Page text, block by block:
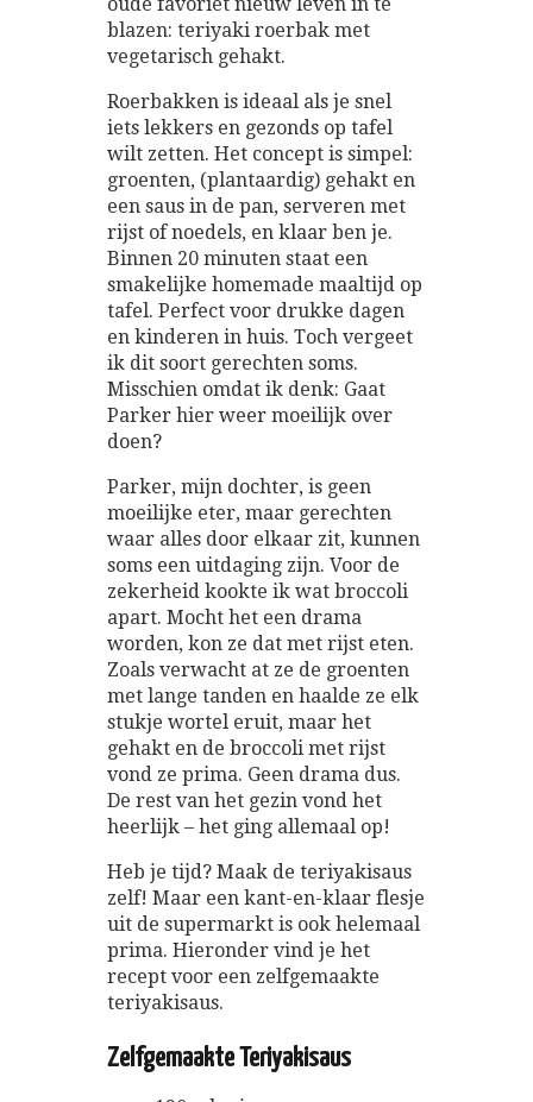
blazen: teriyaki roerbak met
vegetarisch gehakt.
Roerbakken is ideaal als je snel
iets lekkers en gezonds op tafel
wilt zetten. Het concept is simpel:
groenten, (plantaardig) gehakt en
een saus in de pan, serveren met
rijst of noedels, en klaar ben je.
Binnen 20 minuten staat een
smakelijke homemade maaltijd op
tafel. Perfect voor drukke dagen
en kinderen in huis. Toch vergeet
ik dit soort gerechten soms.
Misschien omdat ik denk: Gaat
Parker hier weer moeilijk over
doen?
Parker, mijn dochter, is geen
moeilijke eter, maar gerechten
waar alles door elkaar zit, kunnen
soms een uitdaging zijn. Voor de
zekerheid kookte ik wat broccoli
apart. Mocht het een drama
worden, kon ze dat met rijst eten.
Zoals verwacht at ze de groenten
met lange tanden en haalde ze elk
stukje wortel eruit, maar het
gehakt en de broccoli met rijst
vond ze prima. Geen drama dus.
De rest van het gezin vond het
heerlijk – het ging allemaal op!
Heb je tijd? Maak de teriyakisaus
zelf! Maar een kant-en-klaar flesje
uit de supermarkt is ook helemaal
prima. Hieronder vind je het
recept voor een zelfgemaakte
teriyakisaus.
Zelfgemaakte Teriyakisaus